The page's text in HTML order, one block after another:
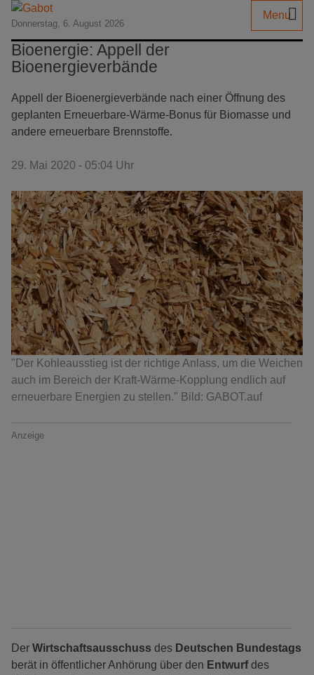
Donnerstag, 6. August 2026
Menu
Bioenergie: Appell der
Bioenergieverbände
Appell der Bioenergieverbände nach einer Öffnung des
geplanten Erneuerbare-Wärme-Bonus für Biomasse und
andere erneuerbare Brennstoffe.
29. Mai 2020 - 05:04 Uhr
"Der Kohleausstieg ist der richtige Anlass, um die Weichen
auch im Bereich der Kraft-Wärme-Kopplung endlich auf
erneuerbare Energien zu stellen." Bild: GABOT.auf
Anzeige
Der Wirtschaftsausschuss des Deutschen Bundestags
berät in öffentlicher Anhörung über den Entwurfdes